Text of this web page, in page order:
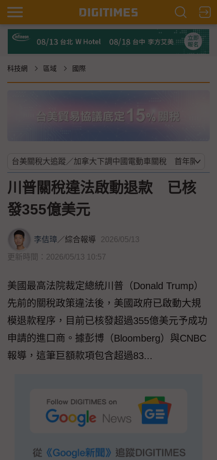
科技網 區域 國際
川普關稅違法啟動退款 已核
發355億美元
李佶璋／綜合報導 2026/05/13
更新時間：2026/05/13 10:57
美國最高法院裁定總統川普（Donald Trump）
先前的關稅政策違法後，美國政府已啟動大規
模退款程序，目前已核發超過355億美元予成功
申請的進口商。據彭博（Bloomberg）與CNBC
報導，這筆巨額款項包含超過83...